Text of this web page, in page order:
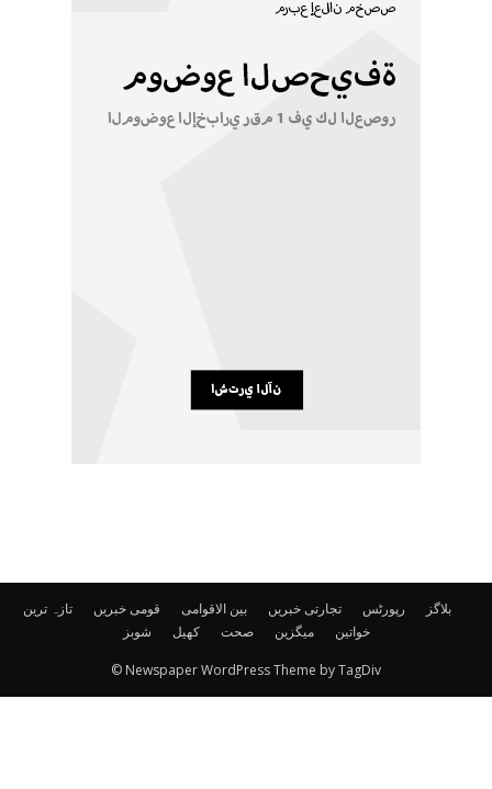
تازہ ترین قومی خبریں بین الاقوامی تجارتی خبریں رپورٹس
بلاگز
شوبز
کھیل صحت میگزین خواتین
© Newspaper WordPress Theme by TagDiv